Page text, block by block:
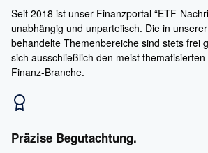
Seit 2018 ist unser Finanzportal “ETF-
unabhängig und unparteiisch. Die in
behandelte Themenbereiche sind stets frei
sich ausschließlich den meist
Finanz-Branche.
Präzise Begutachtung.